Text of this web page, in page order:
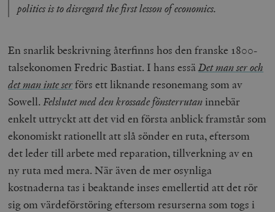
politics is to disregard the first lesson of economics.
En snarlik beskrivning återfinns hos den franske 1800-
talsekonomen Fredric Bastiat. I hans essäDet man ser och
det man inte serförs ett liknande resonemang som av
Sowell.Felslutet med den krossade fönsterrutaninnebär
enkelt uttryckt att det vid en första anblick framstår som
ekonomiskt rationellt att slå sönder en ruta, eftersom
det leder till arbete med reparation, tillverkning av en
ny ruta med mera. När även de mer osynliga
kostnaderna tas i beaktande inses emellertid att det rör
sig om värdeförstöring eftersom resurserna som togs i